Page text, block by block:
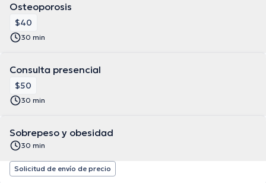
Osteoporosis
$40
30 min
Consulta presencial
$50
30 min
Sobrepeso y obesidad
30 min
Solicitud de envío de precio